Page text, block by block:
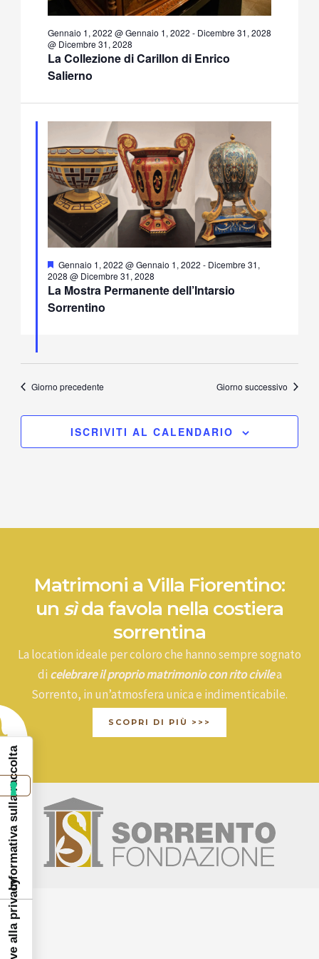
La Collezione di Carillon di Enrico
Salierno
Gennaio 1, 2022 @ Gennaio 1, 2022 - Dicembre 31, 2028
@ Dicembre 31, 2028
La Mostra Permanente dell’Intarsio
Sorrentino
Segnalati
Gennaio 1, 2022 @ Gennaio 1, 2022 - Dicembre 31,
2028 @ Dicembre 31, 2028
Giorno precedente Giorno successivo
ISCRIVITI AL CALENDARIO
Matrimoni a Villa Fiorentino:
un sìda favola nella costiera
sorrentina
La location ideale per coloro che hanno sempre sognato
di celebrare il proprio matrimonio con rito civilea
Sorrento, in un’atmosfera unica e indimenticabile.
SCOPRI DI PIÙ >>>
Informativa sulla raccolta